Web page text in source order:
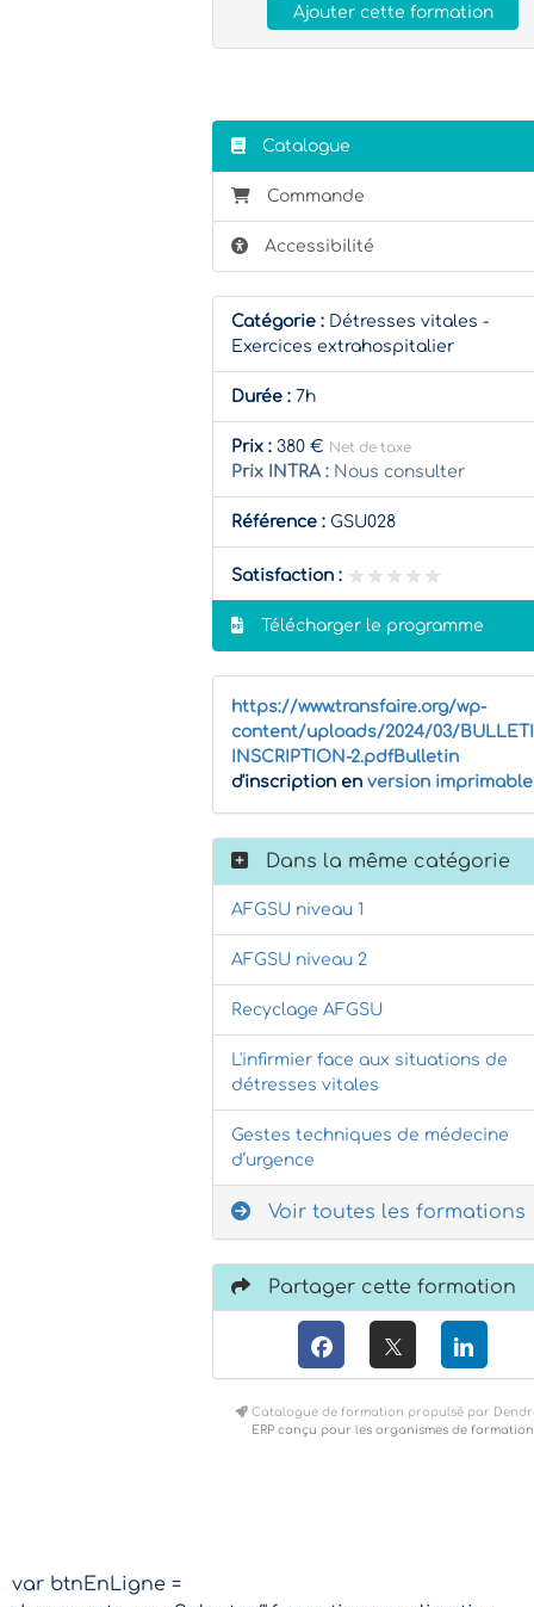
Ajouter cette formation
Catalogue
Commande
Accessibilité
Catégorie : Détresses vitales -
Exercices extrahospitalier
Durée : 7h
Prix : 380 € Net de taxe
Prix INTRA : Nous consulter
Référence : GSU028
Satisfaction : ★★★★★
★★★★★
Télécharger le programme
https://www.transfaire.org/wp-
content/uploads/2024/03/
INSCRIPTION-2.pdfBulletin
d'inscription en version imprimable
Dans la même catégorie
AFGSU niveau 1
AFGSU niveau 2
Recyclage AFGSU
L'infirmier face aux situations de
détresses vitales
Gestes techniques de médecine
d’urgence
Voir toutes les formations
Partager cette formation
Catalogue de formation propulsé par
ERP conçu pour les organismes de formation
var btnEnLigne =